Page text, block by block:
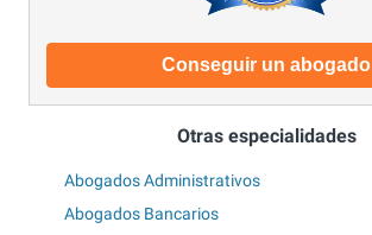
Conseguir un abogado
Otras especialidades
Abogados Administrativos
Abogados Bancarios